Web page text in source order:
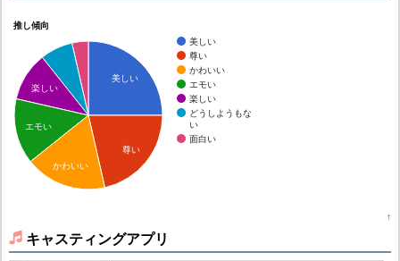
推し傾向
美しい
尊い
かわいい
エモい
楽しい
どうしようもな
い
面白い
美しい
尊い
楽しい
エモい
かわいい
↑
キャスティングアプリ